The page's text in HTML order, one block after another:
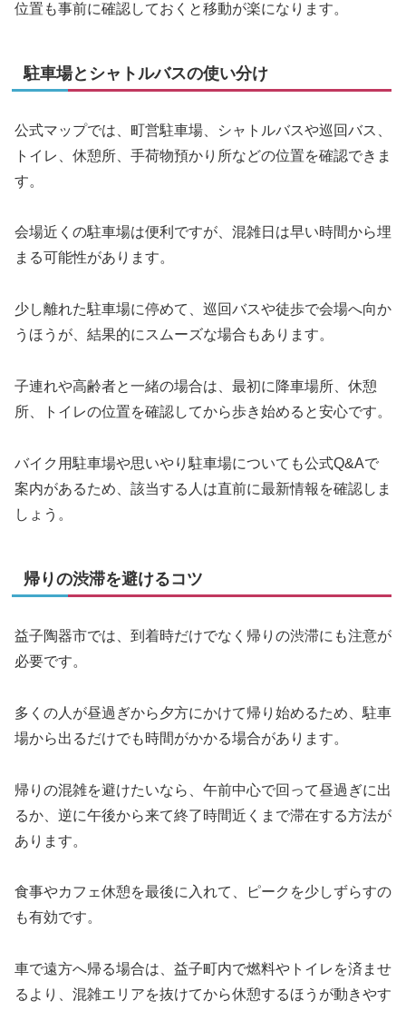
位置も事前に確認しておくと移動が楽になります。
駐車場とシャトルバスの使い分け
公式マップでは、町営駐車場、シャトルバスや巡回バス、
トイレ、休憩所、手荷物預かり所などの位置を確認できま
す。
会場近くの駐車場は便利ですが、混雑日は早い時間から埋
まる可能性があります。
少し離れた駐車場に停めて、巡回バスや徒歩で会場へ向か
うほうが、結果的にスムーズな場合もあります。
子連れや高齢者と一緒の場合は、最初に降車場所、休憩
所、トイレの位置を確認してから歩き始めると安心です。
バイク用駐車場や思いやり駐車場についても公式Q&Aで
案内があるため、該当する人は直前に最新情報を確認しま
しょう。
帰りの渋滞を避けるコツ
益子陶器市では、到着時だけでなく帰りの渋滞にも注意が
必要です。
多くの人が昼過ぎから夕方にかけて帰り始めるため、駐車
場から出るだけでも時間がかかる場合があります。
帰りの混雑を避けたいなら、午前中心で回って昼過ぎに出
るか、逆に午後から来て終了時間近くまで滞在する方法が
あります。
食事やカフェ休憩を最後に入れて、ピークを少しずらすの
も有効です。
車で遠方へ帰る場合は、益子町内で燃料やトイレを済ませ
るより、混雑エリアを抜けてから休憩するほうが動きやす